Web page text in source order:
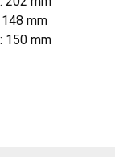
mm
150 mm